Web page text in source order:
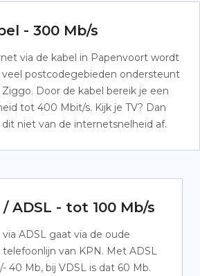
- 300 Mb/s
via de kabel in Papenvoort wordt
veel postcodegebieden ondersteunt
Ziggo. Door de kabel bereik je een
tot 400 Mbit/s. Kijk je TV? Dan
niet van de internetsnelheid af.
/ ADSL - tot 100 Mb/s
ADSL gaat via de oude
telefoonlijn van KPN. Met ADSL
40 Mb, bij VDSL is dat 60 Mb.